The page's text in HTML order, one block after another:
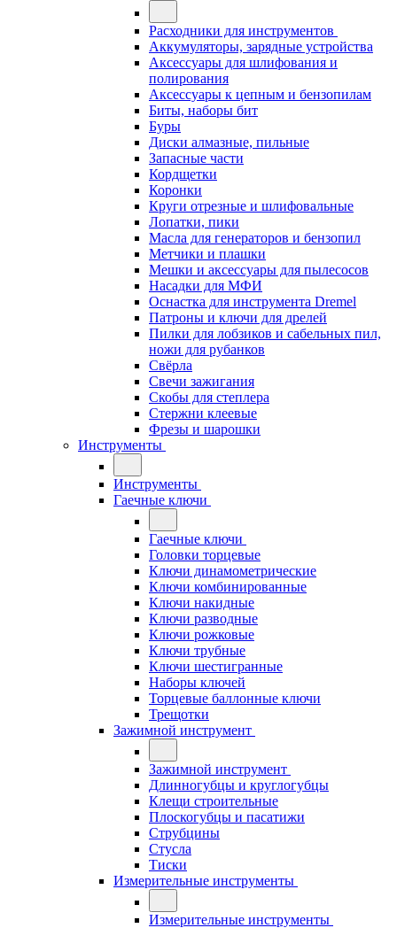
Расходники для инструментов
Аккумуляторы, зарядные устройства
Аксессуары для шлифования и
полирования
Аксессуары к цепным и бензопилам
Биты, наборы бит
Буры
Диски алмазные, пильные
Запасные части
Кордщетки
Коронки
Круги отрезные и шлифовальные
Лопатки, пики
Масла для генераторов и бензопил
Метчики и плашки
Мешки и аксессуары для пылесосов
Насадки для МФИ
Оснастка для инструмента Dremel
Патроны и ключи для дрелей
Пилки для лобзиков и сабельных пил,
ножи для рубанков
Свёрла
Свечи зажигания
Скобы для степлера
Стержни клеевые
Фрезы и шарошки
Инструменты
Инструменты
Гаечные ключи
Гаечные ключи
Головки торцевые
Ключи динамометрические
Ключи комбинированные
Ключи накидные
Ключи разводные
Ключи рожковые
Ключи трубные
Ключи шестигранные
Наборы ключей
Торцевые баллонные ключи
Трещотки
Зажимной инструмент
Зажимной инструмент
Длинногубцы и круглогубцы
Клещи строительные
Плоскогубцы и пасатижи
Струбцины
Стусла
Тиски
Измерительные инструменты
Измерительные инструменты